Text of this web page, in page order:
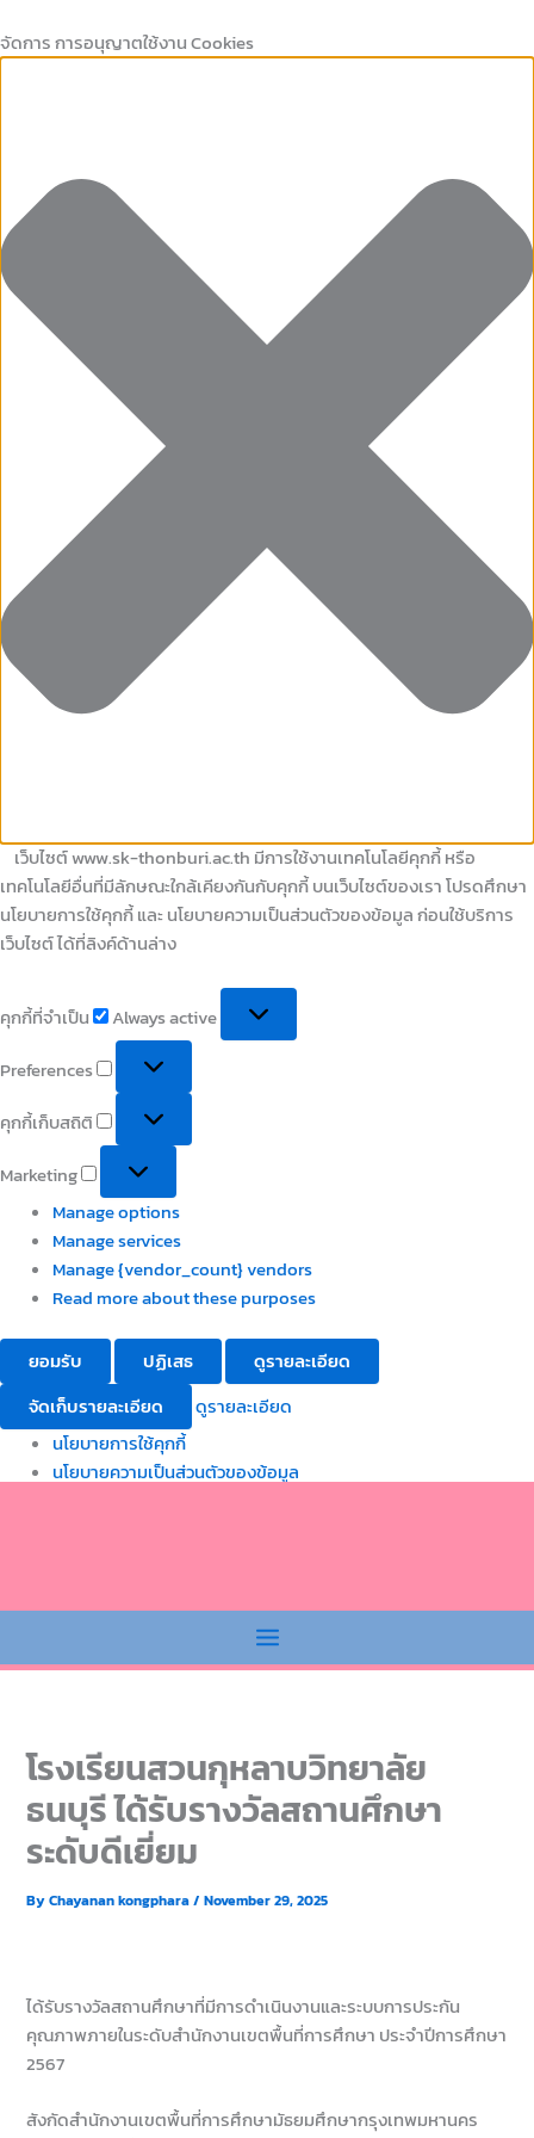
จัดการ การอนุญาตใช้งาน Cookies
เว็บไซต์ www.sk-thonburi.ac.th มีการใช้งานเทคโนโลยีคุกกี้ หรือ
เทคโนโลยีอื่นที่มีลักษณะใกล้เคียงกันกับคุกกี้ บนเว็บไซต์ของเรา โปรดศึกษา
นโยบายการใช้คุกกี้ และ นโยบายความเป็นส่วนตัวของข้อมูล ก่อนใช้บริการ
เว็บไซต์ ได้ที่ลิงค์ด้านล่าง
คุกกี้ที่จำเป็น
ที่
จำเป็น
Always active
Preferences
คุกกี้เก็บสถิติ
เก็บ
สถิติ
Marketing
Manage options
Manage services
Manage {vendor_count} vendors
Read more about these purposes
ยอมรับ ปฏิเสธ
ดูรายละเอียด
จัดเก็บรายละเอียด
ดูรายละเอียด
นโยบายการใช้คุกกี้
นโยบายความเป็นส่วนตัวของข้อมูล
to
โรงเรียนสวนกุหลาบวิทยาลัย
ธนบุรี ได้รับรางวัลสถานศึกษา
ระดับดีเยี่ยม
ByChayanan kongphara/November 29, 2025
ได้รับรางวัลสถานศึกษาที่มีการดำเนินงานและระบบการประกัน
คุณภาพภายในระดับสำนักงานเขตพื้นที่การศึกษา ประจำปีการศึกษา
2567
สังกัดสำนักงานเขตพื้นที่การศึกษามัธยมศึกษากรุงเทพมหานคร